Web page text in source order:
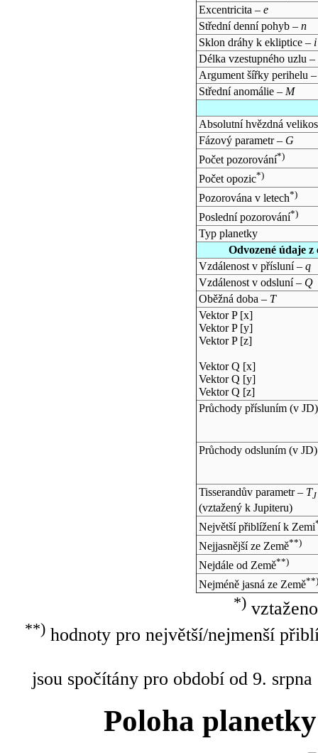
Excentricita – e
Střední denní pohyb – n
Sklon dráhy k ekliptice – i
Délka vzestupného uzlu –
Argument šířky perihelu
Střední anomálie – M
Absolutní hvězdná
Fázový parametr – G
Počet pozorování*)
Počet opozic*)
Pozorována v letech*)
Poslední pozorování*)
Typ planetky
Odvozené údaje
Vzdálenost v přísluní – q
Vzdálenost v odsluní – Q
Oběžná doba – T
Vektor P [x]
Vektor P [y]
Vektor P [z]
Vektor Q [x]
Vektor Q [y]
Vektor Q [z]
Průchody přísluním (v JD)
Průchody odsluním (v JD)
Tisserandův parametr – TJ
(vztažený k Jupiteru)
Největší přiblížení k Zemi
Nejjasnější ze Země**)
Nejdále od Země**)
Nejméně jasná ze Země**)
*)
**)hodnoty pro největší/nejmenší
jsou spočítány pro období od 9.
Poloha